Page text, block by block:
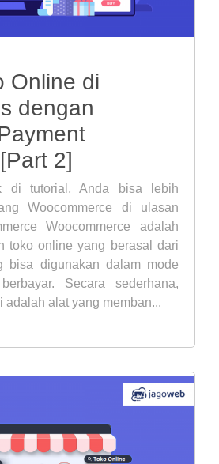
Online di
dengan
2]
di tutorial, Anda bisa lebih
Woocommerce di ulasan
Woocommerce adalah
toko online yang berasal dari
bisa digunakan dalam mode
Secara sederhana,
adalah alat yang memban...